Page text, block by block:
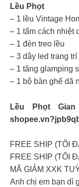
Lều Phọt
– 1 lều Vintage
– 1 tấm cách nhiệt
– 1 đèn treo lều
– 3 dây led trang
– 1 tăng glamping
– 1 bộ bàn ghế dã
Lều Phọt
FREE SHIP (TỐI
FREE SHIP (TỐI
MÃ GIẢM XXK
Anh chị em bạn dì